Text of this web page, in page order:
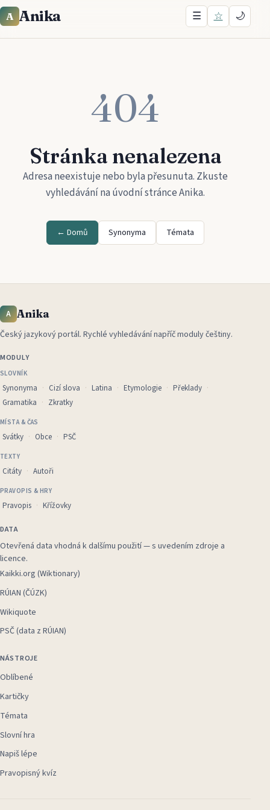
A Anika ☰ ☆ 🌙
404
Stránka nenalezena
Adresa neexistuje nebo byla přesunuta. Zkuste
vyhledávání na úvodní stránceAnika.
← Domů Synonyma Témata
A Anika
Český jazykový portál. Rychlé vyhledávání napříč moduly češtiny.
MODULY
SLOVNÍK
Synonyma Cizí slova Latina Etymologie
Překlady
Gramatika
Zkratky
MÍSTA & ČAS
Svátky Obce PSČ
TEXTY
Citáty Autoři
PRAVOPIS & HRY
Pravopis Křížovky
DATA
Otevřená data vhodná k dalšímu použití — s uvedením zdroje a
licence.
Kaikki.org (Wiktionary)
RÚIAN (ČÚZK)
Wikiquote
PSČ (data z RÚIAN)
NÁSTROJE
Oblíbené
Kartičky
Témata
Slovní hra
Napiš lépe
Pravopisný kvíz